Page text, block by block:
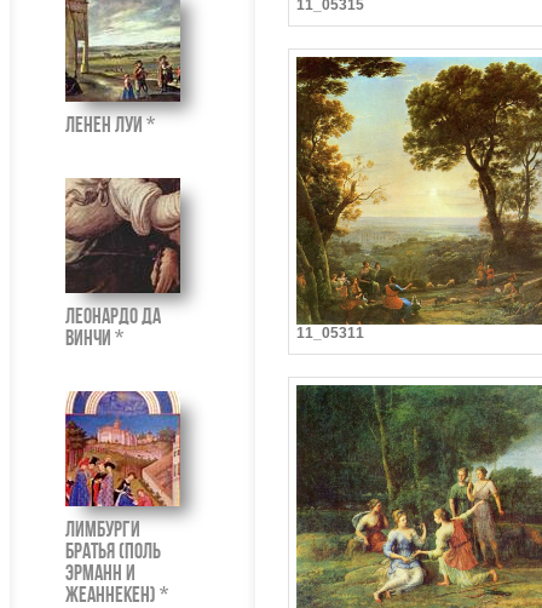
Ленен Луи *
Леонардо да
Винчи *
Лимбурги
братья (Поль
Эрманн и
Жеаннекен) *
11_05315
11_05311